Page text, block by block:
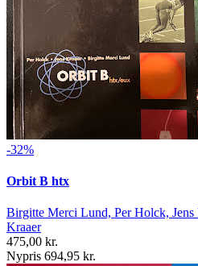
-32%
Orbit B htx
Birgitte Merci Lund, Per Holck, Jens
Kraaer
475,00 kr.
Nypris 694,95 kr.